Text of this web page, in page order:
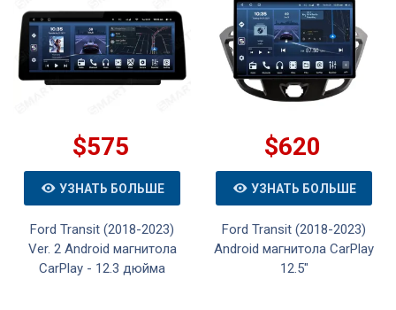
$575
УЗНАТЬ БОЛЬШЕ
Ford Transit (2018-2023)
Ver. 2 Android магнитола
CarPlay - 12.3 дюйма
$620
УЗНАТЬ БОЛЬШЕ
Ford Transit (2018-2023)
Android магнитола CarPlay
12.5"